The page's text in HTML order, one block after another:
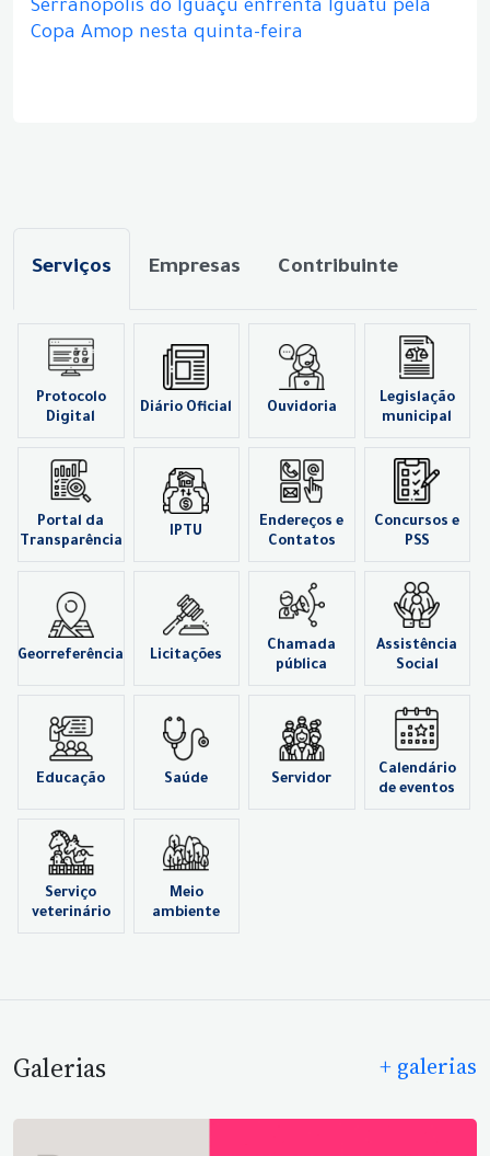
Serranópolis do Iguaçu enfrenta Iguatu pela
Copa Amop nesta quinta-feira
Serviços Empresas Contribuinte
Protocolo
Digital
Diário Oficial Ouvidoria
Legislação
municipal
Portal da
Transparência
IPTU
Endereços e
Contatos
Concursos e
PSS
Georreferência Licitações
Chamada
pública
Assistência
Social
Educação Saúde Servidor
Calendário
de eventos
Serviço
veterinário
Meio
ambiente
Galerias + galerias